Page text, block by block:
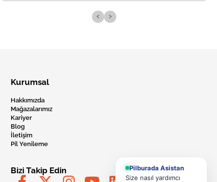
‹ ›
Kurumsal
Hakkımızda
Mağazalarımız
Kariyer
Blog
İletişim
Pil Yenileme
Bizi Takip Edin
Pilburada Asistan
Size nasıl yardımcı